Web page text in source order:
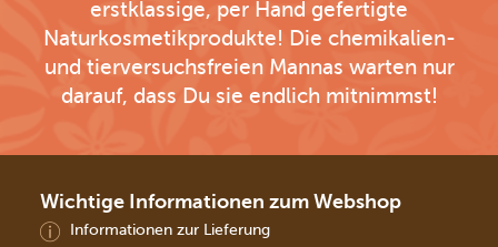
erstklassige, per Hand gefertigte
Naturkosmetikprodukte! Die chemikalien-
und tierversuchsfreien Mannas warten nur
darauf, dass Du sie endlich mitnimmst!
Wichtige Informationen zum Webshop
Informationen zur Lieferung